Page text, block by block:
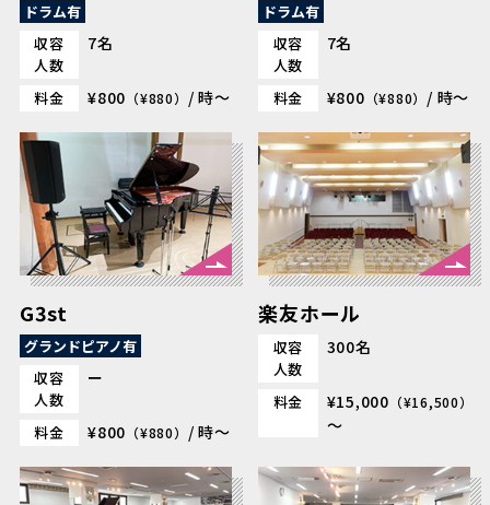
ドラム有
収容
人数
7名
料金 ¥800 （¥880） / 時～
ドラム有
収容
人数
7名
料金 ¥800 （¥880） / 時～
G3st
グランドピアノ有
収容
人数
ー
料金 ¥800 （¥880） / 時～
楽友ホール
収容
人数
300名
料金 ¥15,000 （¥16,500）
～